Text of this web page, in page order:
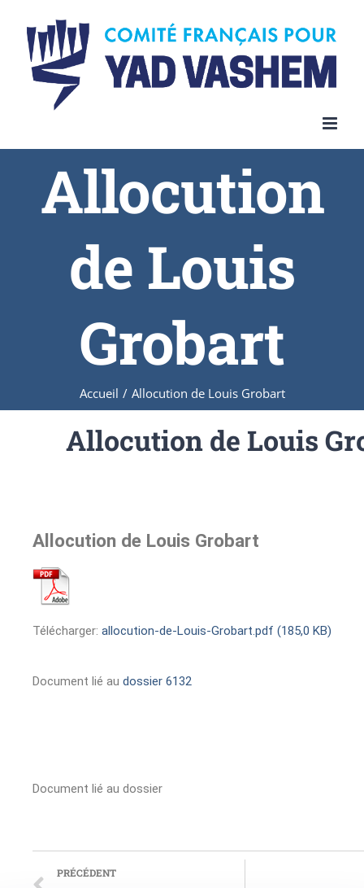
Allocution
de Louis
Grobart
Accueil / Allocution de Louis Grobart
Allocution de Louis
Allocution de Louis Grobart
Télécharger: allocution-de-Louis-Grobart.pdf (185,0 KB)
Document lié au dossier 6132
Document lié au dossier
PRÉCÉDENT